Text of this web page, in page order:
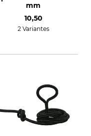
mm
10,50
2 Variantes